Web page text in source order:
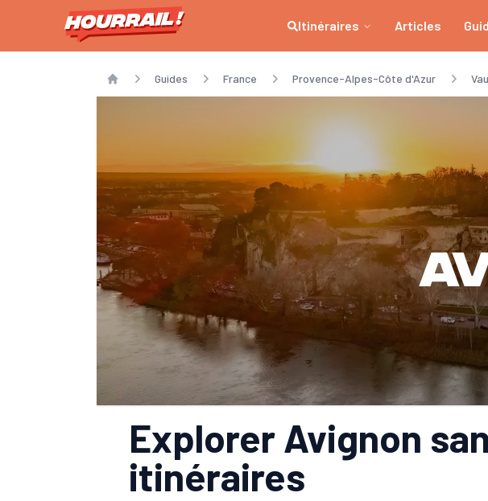
Itinéraires Articles
Guides France Provence-Alpes-Côte d'Azur
Explorer Avignon
itinéraires